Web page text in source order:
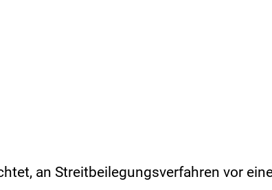
an Streitbeilegungsverfahren vor